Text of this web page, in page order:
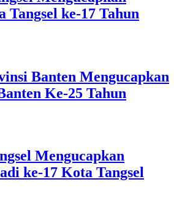
Tangsel ke-17 Tahun
Banten Mengucapkan
Ke-25 Tahun
Mengucapkan
ke-17 Kota Tangsel